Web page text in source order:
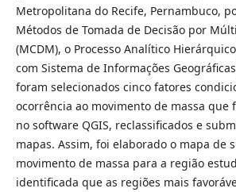
Metropolitana do Recife, Pernambuco,
Métodos de Tomada de Decisão por
(MCDM), o Processo Analítico
com Sistema de Informações
foram selecionados cinco fatores
ocorrência ao movimento de massa que
no software QGIS, reclassificados e
mapas. Assim, foi elaborado o mapa de
movimento de massa para a região
identificada que as regiões mais